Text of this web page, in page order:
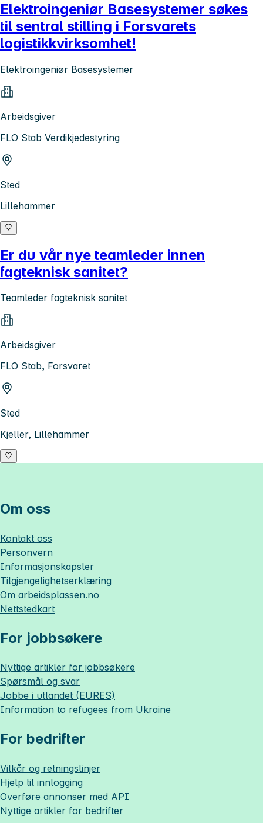
Elektroingeniør Basesystemer søkes
til sentral stilling i Forsvarets
logistikkvirksomhet!
Elektroingeniør Basesystemer
Arbeidsgiver
FLO Stab Verdikjedestyring
Sted
Lillehammer
Er du vår nye teamleder innen
fagteknisk sanitet?
Teamleder fagteknisk sanitet
Arbeidsgiver
FLO Stab, Forsvaret
Sted
Kjeller, Lillehammer
Om oss
Kontakt oss
Personvern
Informasjonskapsler
Tilgjengelighetserklæring
Om arbeidsplassen.no
Nettstedkart
For jobbsøkere
Nyttige artikler for jobbsøkere
Spørsmål og svar
Jobbe i utlandet (EURES)
Information to refugees from Ukraine
For bedrifter
Vilkår og retningslinjer
Hjelp til innlogging
Overføre annonser med API
Nyttige artikler for bedrifter